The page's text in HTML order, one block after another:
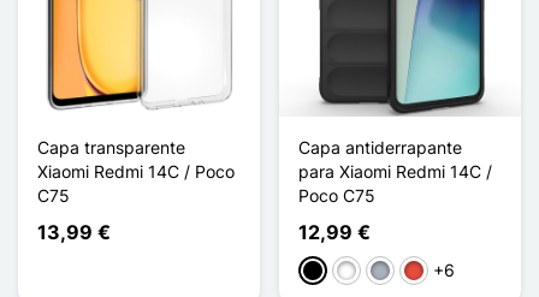
Capa transparente
Xiaomi Redmi 14C / Poco
C75
13,99 €
Capa antiderrapante
para Xiaomi Redmi 14C /
Poco C75
12,99 €
PretoBrancoCinzento
Vermelho
+6